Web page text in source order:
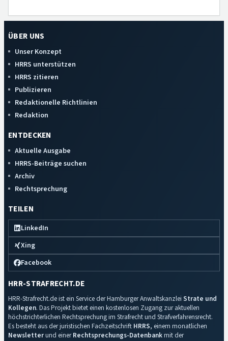
ÜBER UNS
Unser Konzept
HRRS unterstützen
HRRS zitieren
Publizieren
Redaktionelle Richtlinien
Redaktion
ENTDECKEN
Aktuelle Ausgabe
HRRS-Beiträge suchen
Archiv
Rechtsprechung
TEILEN
LinkedIn
Xing
Facebook
HRR-STRAFRECHT.DE
HRR-Strafrecht.de ist ein Service der Hamburger Anwaltskanzlei Strate und
Kollegen. Das Projekt bietet einen kostenlosen Zugang zur aktuellen
höchstrichterlichen Rechtsprechung im Strafrecht und Strafverfahrensrecht.
Es besteht aus der juristischen Fachzeitschrift HRRS, einem monatlichen
Newsletterund einerRechtsprechungs-Datenbankmit der